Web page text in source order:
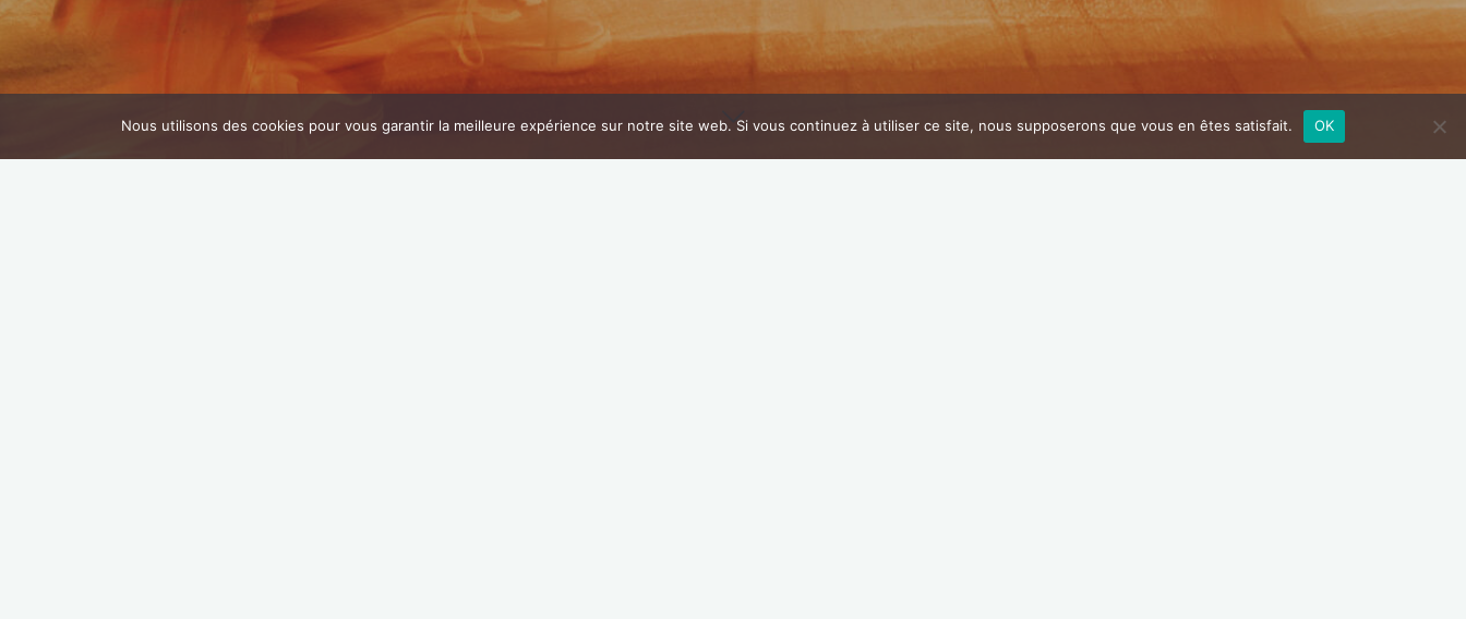
Nous utilisons des cookies pour vous garantir la meilleure expérience sur notre site web. Si vous continuez à utiliser ce site, nous supposerons que vous en êtes satisfait. OK